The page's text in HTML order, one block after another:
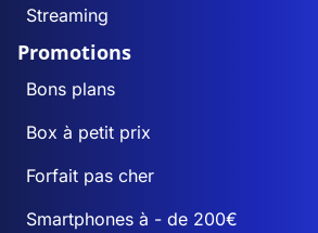
Streaming
Promotions
Bons plans
Box à petit prix
Forfait pas cher
Smartphones à - de 200€